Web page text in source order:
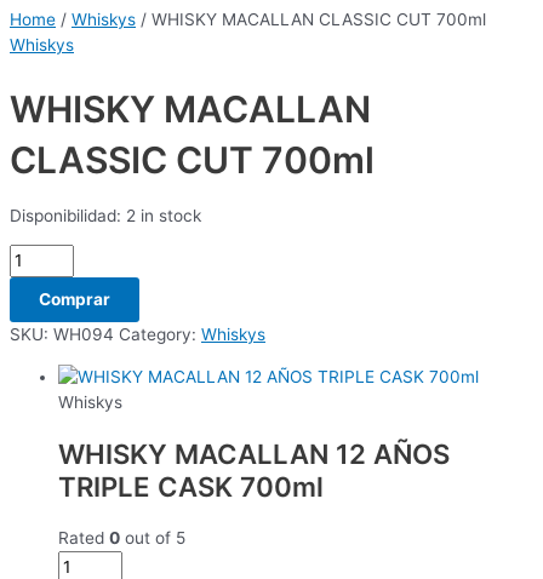
Home / Whiskys / WHISKY MACALLAN CLASSIC CUT 700ml
Whiskys
WHISKY MACALLAN
CLASSIC CUT 700ml
Disponibilidad: 2 in stock
Comprar
SKU: WH094 Category: Whiskys
Whiskys
WHISKY MACALLAN 12 AÑOS
TRIPLE CASK 700ml
Rated 0 out of 5